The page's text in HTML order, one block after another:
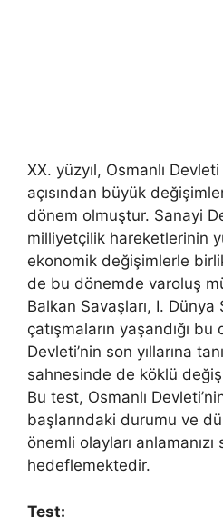
XX. yüzyıl, Osmanlı
açısından büyük
dönem olmuştur. Sanayi
milliyetçilik hareketlerinin
ekonomik değişimlerle
de bu dönemde varoluş
Balkan Savaşları, I. Dünya
çatışmaların yaşandığı bu
Devleti’nin son yıllarına
sahnesinde de köklü
Bu test, Osmanlı
başlarındaki durumu ve
önemli olayları anlamanızı
hedeflemektedir.
Test: